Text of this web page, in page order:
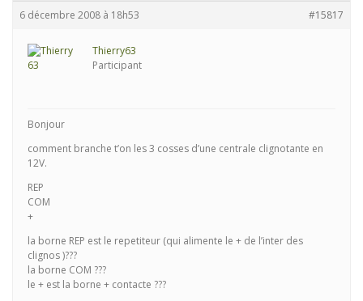
6 décembre 2008 à 18h53 #15817
Thierry63
Participant
Bonjour
comment branche t’on les 3 cosses d’une centrale clignotante en
12V.
REP
COM
+
la borne REP est le repetiteur (qui alimente le + de l’inter des
clignos )???
la borne COM ???
le + est la borne + contacte ???